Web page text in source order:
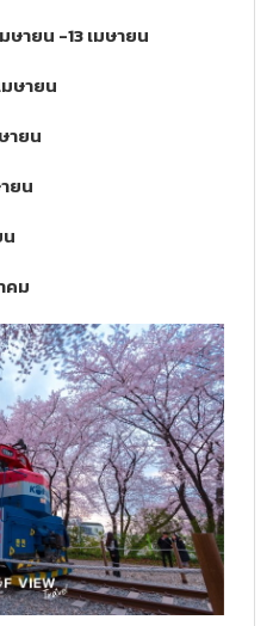
ษายน -13 เมษายน
มษายน
ายน
ยน
คม